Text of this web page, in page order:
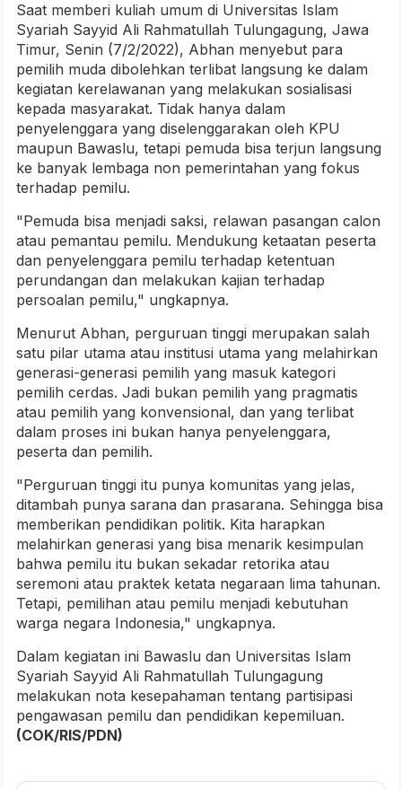
Saat memberi kuliah umum di Universitas Islam
Syariah Sayyid Ali Rahmatullah Tulungagung, Jawa
Timur, Senin (7/2/2022), Abhan menyebut para
pemilih muda dibolehkan terlibat langsung ke dalam
kegiatan kerelawanan yang melakukan sosialisasi
kepada masyarakat. Tidak hanya dalam
penyelenggara yang diselenggarakan oleh KPU
maupun Bawaslu, tetapi pemuda bisa terjun langsung
ke banyak lembaga non pemerintahan yang fokus
terhadap pemilu.
"Pemuda bisa menjadi saksi, relawan pasangan calon
atau pemantau pemilu. Mendukung ketaatan peserta
dan penyelenggara pemilu terhadap ketentuan
perundangan dan melakukan kajian terhadap
persoalan pemilu," ungkapnya.
Menurut Abhan, perguruan tinggi merupakan salah
satu pilar utama atau institusi utama yang melahirkan
generasi-generasi pemilih yang masuk kategori
pemilih cerdas. Jadi bukan pemilih yang pragmatis
atau pemilih yang konvensional, dan yang terlibat
dalam proses ini bukan hanya penyelenggara,
peserta dan pemilih.
"Perguruan tinggi itu punya komunitas yang jelas,
ditambah punya sarana dan prasarana. Sehingga bisa
memberikan pendidikan politik. Kita harapkan
melahirkan generasi yang bisa menarik kesimpulan
bahwa pemilu itu bukan sekadar retorika atau
seremoni atau praktek ketata negaraan lima tahunan.
Tetapi, pemilihan atau pemilu menjadi kebutuhan
warga negara Indonesia," ungkapnya.
Dalam kegiatan ini Bawaslu dan Universitas Islam
Syariah Sayyid Ali Rahmatullah Tulungagung
melakukan nota kesepahaman tentang partisipasi
pengawasan pemilu dan pendidikan kepemiluan.
(COK/RIS/PDN)